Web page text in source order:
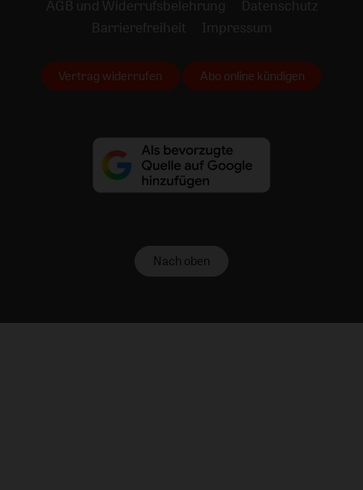
AGB und Widerrufsbelehrung
Datenschutz
Barrierefreiheit
Impressum
Vertrag widerrufen Abo online kündigen
Nach oben